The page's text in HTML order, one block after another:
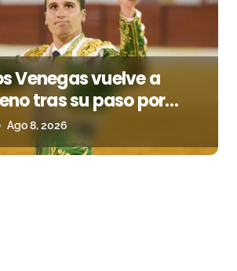
Venegas vuelve a
tras su paso por
Ago 8, 2026